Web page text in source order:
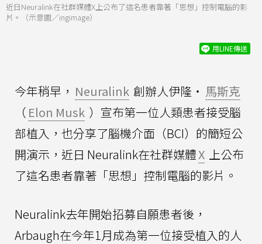
近日Neuralink在社群媒體X上公布了這名患者靠著「思想」控制電腦的影
片。（示意圖／ingimage）
用LINE傳送
今年稍早， Neuralink 創辦人伊隆・ 馬斯克
（ Elon Musk ）宣布第一位人類患者接受腦
部植入，也分享了腦機介面（BCI）的簡短公
開演示，近日 Neuralink在社群媒體X 上公布
了這名患者靠著「思想」控制電腦的影片。
Neuralink去年開始招募自願患者後，
Arbaugh在今年1月成為第一位接受植入的人